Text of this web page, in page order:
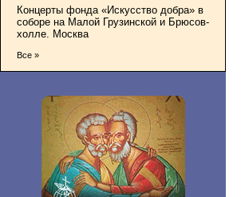
Концерты фонда «Искусство добра» в
соборе на Малой Грузинской и Брюсов-
холле. Москва
Все »